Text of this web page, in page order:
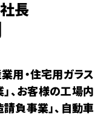
長
用・住宅用ガラス
、お客様の工場内
負事業」、自動車